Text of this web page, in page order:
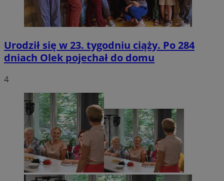
Urodził się w 23. tygodniu ciąży. Po 284
dniach Olek pojechał do domu
4